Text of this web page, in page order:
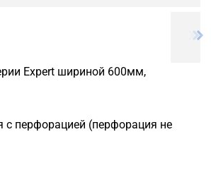
Expert шириной 600мм,
с перфорацией (перфорация не